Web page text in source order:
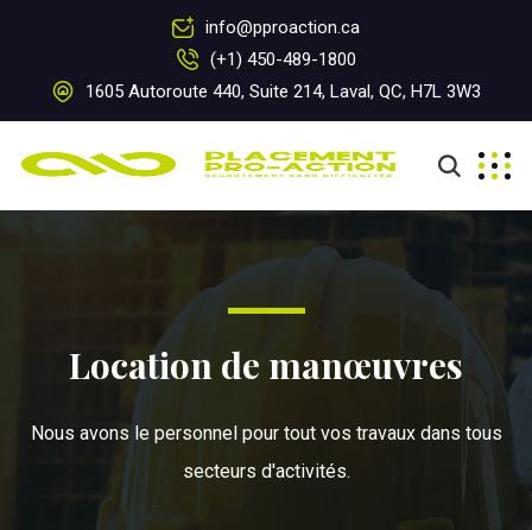
info@pproaction.ca
(+1) 450-489-1800
1605 Autoroute 440, Suite 214, Laval, QC, H7L 3W3
Location de manœuvres
Nous avons le personnel pour tout vos travaux dans tous
secteurs d'activités.